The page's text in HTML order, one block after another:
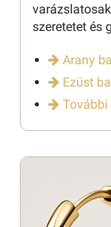
szeretetet és
Arany
Ezüst
További